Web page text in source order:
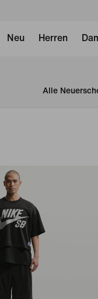
Neu Herren
Alle